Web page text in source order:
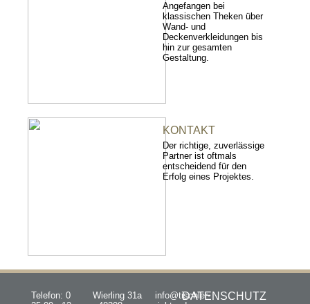
Angefangen bei
klassischen Theken über
Wand- und
Deckenverkleidungen bis
hin zur gesamten
Gestaltung.
KONTAKT
Der richtige, zuverlässige
Partner ist oftmals
entscheidend für den
Erfolg eines Projektes.
Telefon: 0
Wierling 31a
info@tischler-DATENSCHUTZ